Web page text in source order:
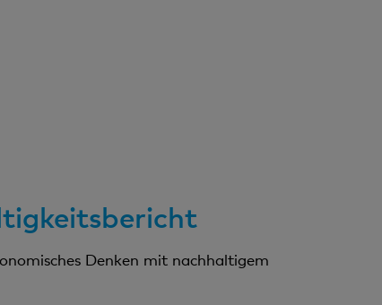
Denken mit nachhaltigem